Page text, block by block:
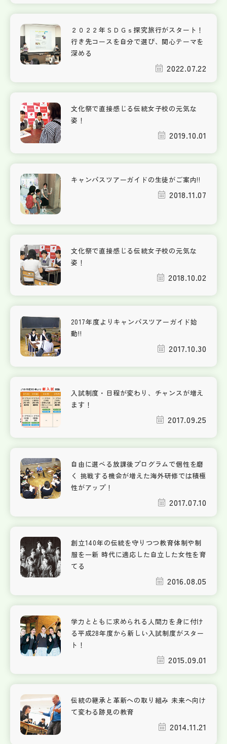
２０２２年ＳＤＧｓ探究旅行がスタート！
行き先コースを自分で選び、関心テーマを
深める
2022.07.22
文化祭で直接感じる伝統女子校の元気な
姿！
2019.10.01
キャンパスツアーガイドの生徒がご案内!!
2018.11.07
文化祭で直接感じる伝統女子校の元気な
姿！
2018.10.02
2017年度よりキャンパスツアーガイド始
動!!
2017.10.30
入試制度・日程が変わり、チャンスが増え
ます！
2017.09.25
自由に選べる放課後プログラムで個性を磨
く 挑戦する機会が増えた海外研修では積極
性がアップ！
2017.07.10
創立140年の伝統を守りつつ教育体制や制
服を一新 時代に適応した自立した女性を育
てる
2016.08.05
学力とともに求められる人間力を身に付け
る平成28年度から新しい入試制度がスター
ト！
2015.09.01
伝統の継承と革新への取り組み 未来へ向け
て変わる跡見の教育
2014.11.21